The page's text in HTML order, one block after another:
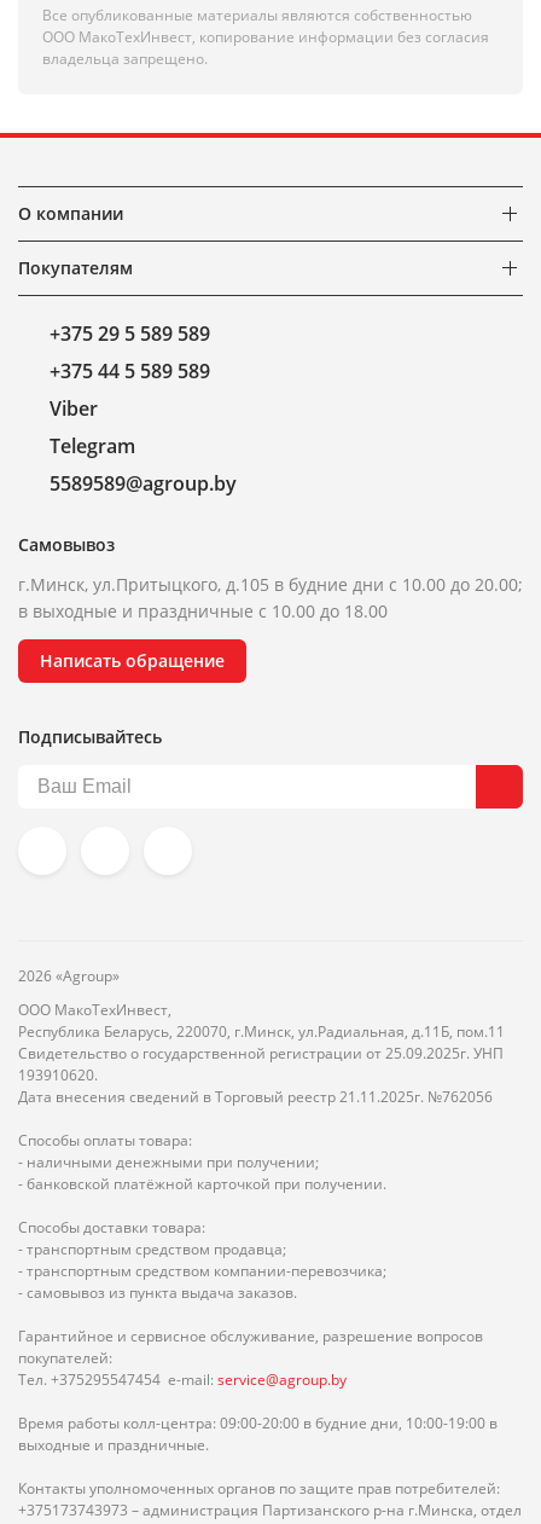
Все опубликованные материалы являются собственностью
ООО МакоТехИнвест, копирование информации без согласия
владельца запрещено.
О компании
Покупателям
+375 29 5 589 589
+375 44 5 589 589
Viber
Telegram
5589589@agroup.by
Самовывоз
г.Минск, ул.Притыцкого, д.105 в будние дни с 10.00 до 20.00;
в выходные и праздничные с 10.00 до 18.00
Написать обращение
Подписывайтесь
2026 «Agroup»
ООО МакоТехИнвест,
Республика Беларусь, 220070, г.Минск, ул.Радиальная, д.11Б, пом.11
Свидетельство о государственной регистрации от 25.09.2025г. УНП
193910620.
Дата внесения сведений в Торговый реестр 21.11.2025г. №762056
Способы оплаты товара:
- наличными денежными при получении;
- банковской платёжной карточкой при получении.
Способы доставки товара:
- транспортным средством продавца;
- транспортным средством компании-перевозчика;
- самовывоз из пункта выдача заказов.
Гарантийное и сервисное обслуживание, разрешение вопросов
покупателей:
Тел. +375295547454 e-mail: service@agroup.by
Время работы колл-центра: 09:00-20:00 в будние дни, 10:00-19:00 в
выходные и праздничные.
Контакты уполномоченных органов по защите прав потребителей:
+375173743973 – администрация Партизанского р-на г.Минска, отдел